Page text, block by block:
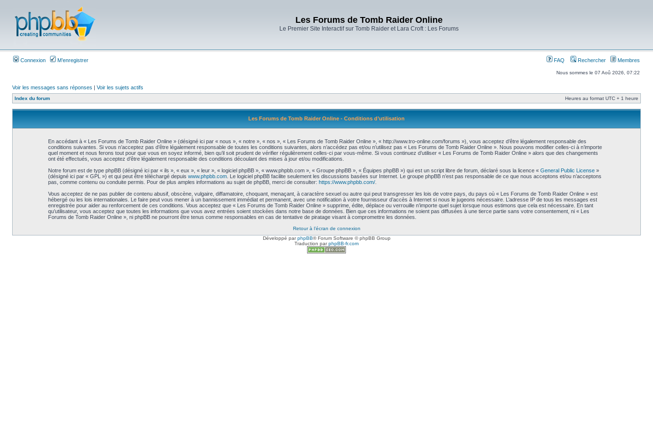
Les Forums de Tomb Raider Online
Le Premier Site Interactif sur Tomb Raider et Lara Croft : Les Forums
Connexion M’enregistrer FAQ Rechercher Membres
Nous sommes le 07 Aoû 2026, 07:22
Voir les messages sans réponses | Voir les sujets actifs
Index du forum Heures au format UTC + 1 heure
Les Forums de Tomb Raider Online - Conditions d’utilisation
En accédant à « Les Forums de Tomb Raider Online » (désigné ici par « nous », « notre », « nos », « Les Forums de Tomb Raider Online », « http://www.tro-online.com/forums »), vous acceptez d’être légalement responsable des
conditions suivantes. Si vous n’acceptez pas d’être légalement responsable de toutes les conditions suivantes, alors n’accédez pas et/ou n’utilisez pas « Les Forums de Tomb Raider Online ». Nous pouvons modifier celles-ci à n’importe
quel moment et nous ferons tout pour que vous en soyez informé, bien qu’il soit prudent de vérifier régulièrement celles-ci par vous-même. Si vous continuez d’utiliser « Les Forums de Tomb Raider Online » alors que des changements
ont été effectués, vous acceptez d’être légalement responsable des conditions découlant des mises à jour et/ou modifications.
Notre forum est de type phpBB (désigné ici par « ils », « eux », « leur », « logiciel phpBB », « www.phpbb.com », « Groupe phpBB », « Équipes phpBB ») qui est un script libre de forum, déclaré sous la licence « General Public License»
(désigné ici par « GPL ») et qui peut être téléchargé depuis www.phpbb.com. Le logiciel phpBB facilite seulement les discussions basées sur Internet. Le groupe phpBB n’est pas responsable de ce que nous acceptons et/ou n’acceptons
pas, comme contenu ou conduite permis. Pour de plus amples informations au sujet de phpBB, merci de consulter: https://www.phpbb.com/.
Vous acceptez de ne pas publier de contenu abusif, obscène, vulgaire, diffamatoire, choquant, menaçant, à caractère sexuel ou autre qui peut transgresser les lois de votre pays, du pays où « Les Forums de Tomb Raider Online » est
hébergé ou les lois internationales. Le faire peut vous mener à un bannissement immédiat et permanent, avec une notification à votre fournisseur d’accès à Internet si nous le jugeons nécessaire. L’adresse IP de tous les messages est
enregistrée pour aider au renforcement de ces conditions. Vous acceptez que « Les Forums de Tomb Raider Online » supprime, édite, déplace ou verrouille n’importe quel sujet lorsque nous estimons que cela est nécessaire. En tant
qu’utilisateur, vous acceptez que toutes les informations que vous avez entrées soient stockées dans notre base de données. Bien que ces informations ne soient pas diffusées à une tierce partie sans votre consentement, ni « Les
Forums de Tomb Raider Online », ni phpBB ne pourront être tenus comme responsables en cas de tentative de piratage visant à compromettre les données.
Retour à l’écran de connexion
Développé parphpBB® Forum Software © phpBB Group
Traduction parphpBB-fr.com